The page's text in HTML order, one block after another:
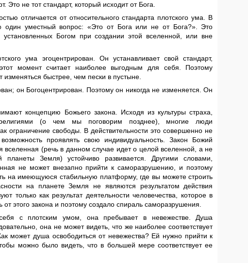
Это не тот стандарт, который исходит от Бога.
отличается от относительного стандарта плотского ума. В
один уместный вопрос: «Это от Бога или не от Бога?». Это
установленных Богом при создании этой вселенной, или вне
ума эгоцентрирован. Он устанавливает свой стандарт,
момент считает наиболее выгодным для себя. Поэтому
изменяться быстрее, чем пески в пустыне.
он Богоцентрирован. Поэтому он никогда не изменяется. Он
концепцию Божьего закона. Исходя из культуры страха,
(о чем мы поговорим позднее), многие люди
ограничение свободы. В действительности это совершенно не
проявлять свою индивидуальность. Закон Божий
вселенная (речь в данном случае идет о целой вселенной, а не
планеты Земля) устойчиво развивается. Другими словами,
не может внезапно прийти к саморазрушению, и поэтому
на имеющуюся стабильную платформу, где вы можете строить
на планете Земля не являются результатом действия
только как результат деятельности человечества, которое в
от этого закона и поэтому создало спираль саморазрушения.
с плотским умом, она пребывает в невежестве. Душа
она не может видеть, что же наиболее соответствует
может душа освободиться от невежества? Ей нужно прийти к
можно было видеть, что в большей мере соответствует ее